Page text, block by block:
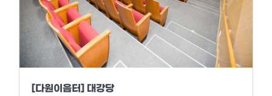
[다원이음터] 대강당